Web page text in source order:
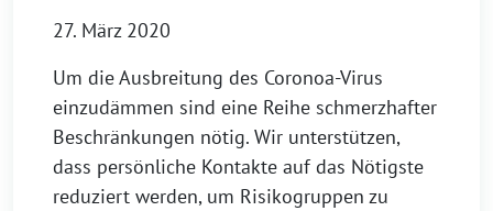
27. März 2020
Um die Ausbreitung des Coronoa-Virus
einzudämmen sind eine Reihe schmerzhafter
Beschränkungen nötig. Wir unterstützen,
dass persönliche Kontakte auf das Nötigste
reduziert werden, um Risikogruppen zu